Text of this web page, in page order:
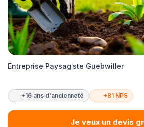
Entreprise Paysagiste Guebwiller
+16 ans d'ancienneté +81 NPS
Je veux un devis